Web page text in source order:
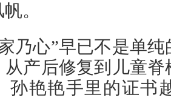
。
乃心”早已不是单
从产后修复到儿童
孙艳艳手里的证